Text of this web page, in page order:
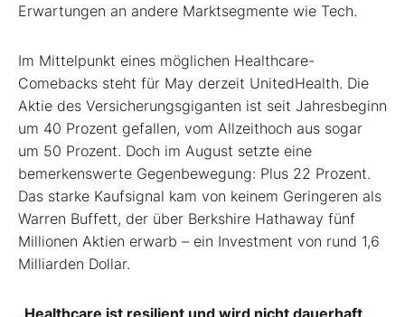
Erwartungen an andere Marktsegmente wie Tech.
Im Mittelpunkt eines möglichen Healthcare-
Comebacks steht für May derzeit UnitedHealth. Die
Aktie des Versicherungsgiganten ist seit Jahresbeginn
um 40 Prozent gefallen, vom Allzeithoch aus sogar
um 50 Prozent. Doch im August setzte eine
bemerkenswerte Gegenbewegung: Plus 22 Prozent.
Das starke Kaufsignal kam von keinem Geringeren als
Warren Buffett, der über Berkshire Hathaway fünf
Millionen Aktien erwarb – ein Investment von rund 1,6
Milliarden Dollar.
„Healthcare ist resilient und wird nicht dauerhaft